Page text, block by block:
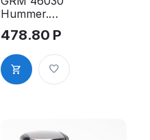
Hummer.
Оснастка
для печати в
боксе, д.30
мм, корпус
красный
478.80 Р